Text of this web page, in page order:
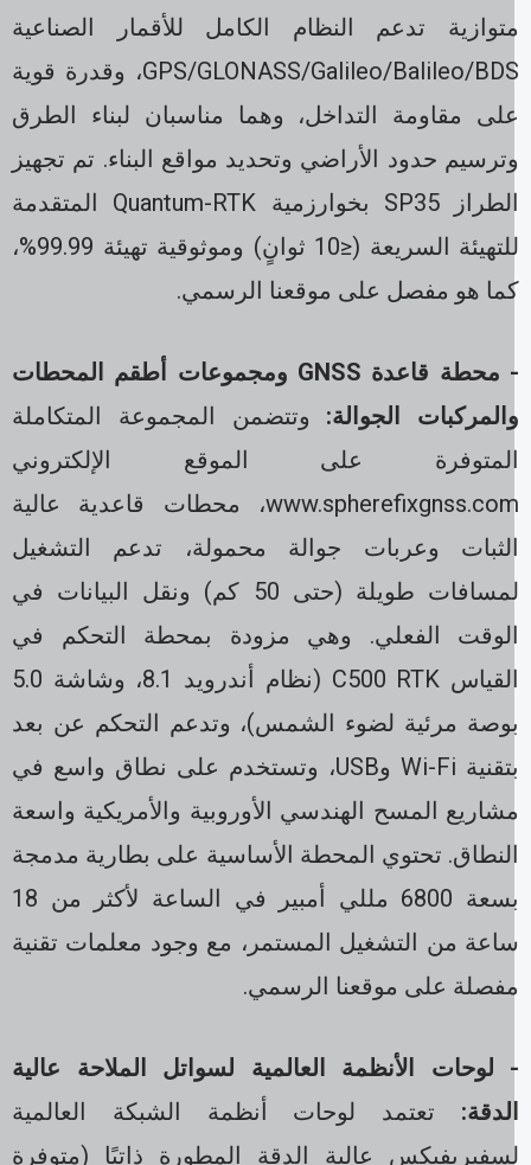
تدعم النظام الكامل للأقمار الصناعية
GPS/GLONASS/Galileo/Balileo/BDS، وقدرة قوية
مقاومة التداخل، وهما مناسبان لبناء الطرق
حدود الأراضي وتحديد مواقع البناء. تم تجهيز
الطراز SP35 بخوارزمية Quantum-RTK المتقدمة
للتهيئة السريعة (≤10 ثوانٍ) وموثوقية تهيئة 99.99%،
هو مفصل على موقعنا الرسمي.
- محطة قاعدة GNSS ومجموعات أطقم المحطات
الجوالة:وتتضمن المجموعة المتكاملة
على الموقع الإلكتروني
www.spherefixgnss.com، محطات قاعدية عالية
وعربات جوالة محمولة، تدعم التشغيل
لمسافات طويلة (حتى 50 كم) ونقل البيانات في
الفعلي. وهي مزودة بمحطة التحكم في
القياس C500 RTK (نظام أندرويد 8.1، وشاشة 5.0
مرئية لضوء الشمس)، وتدعم التحكم عن بعد
بتقنية Wi-Fi وUSB، وتستخدم على نطاق واسع في
المسح الهندسي الأوروبية والأمريكية واسعة
تحتوي المحطة الأساسية على بطارية مدمجة
بسعة 6800 مللي أمبير في الساعة لأكثر من 18
من التشغيل المستمر، مع وجود معلمات تقنية
على موقعنا الرسمي.
لوحات الأنظمة العالمية لسواتل الملاحة عالية
تعتمد لوحات أنظمة الشبكة العالمية
عالية الدقة المطورة ذاتيًا (متوفرة